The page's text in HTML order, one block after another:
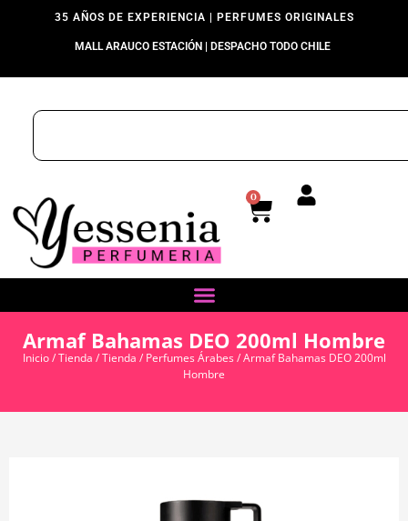
35 AÑOS DE EXPERIENCIA | PERFUMES ORIGINALES
MALL ARAUCO ESTACIÓN | DESPACHO TODO CHILE
0
Armaf Bahamas DEO 200ml Hombre
Inicio/Tienda /Tienda / Perfumes Árabes/ Armaf Bahamas DEO 200ml
Hombre